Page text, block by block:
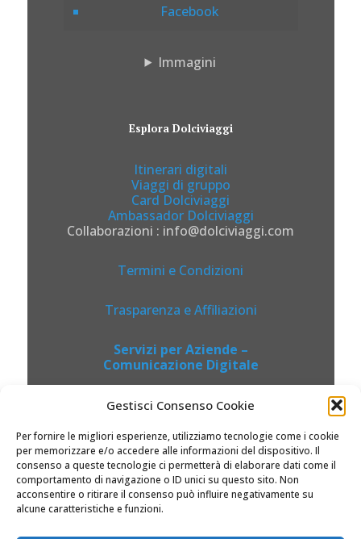
Gestisci Consenso Cookie
Per fornire le migliori esperienze, utilizziamo tecnologie come i cookie
per memorizzare e/o accedere alle informazioni del dispositivo. Il
consenso a queste tecnologie ci permetterà di elaborare dati come il
comportamento di navigazione o ID unici su questo sito. Non
acconsentire o ritirare il consenso può influire negativamente su
alcune caratteristiche e funzioni.
Facebook
Immagini
Esplora Dolciviaggi
Itinerari digitali
Viaggi di gruppo
Card Dolciviaggi
Ambassador Dolciviaggi
Collaborazioni : info@dolciviaggi.com
Termini e Condizioni
Trasparenza e Affiliazioni
Servizi per Aziende –
Comunicazione Digitale